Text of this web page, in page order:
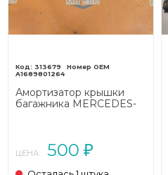
313679
A1689801264
Амортизатор крышки
багажника MERCEDES-
ЦЕНА: 500 ₽